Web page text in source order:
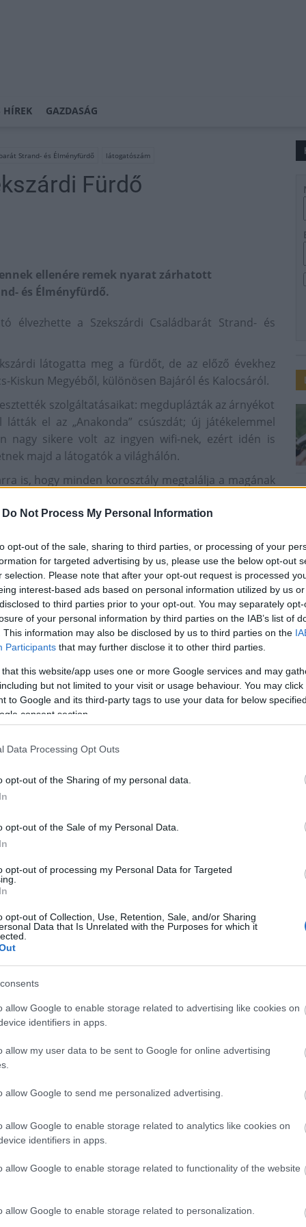
Do Not Process My Personal Information
opt-out of the sale, sharing to third parties, or processing of your
for targeted advertising by us, please use the below opt-out
selection. Please note that after your opt-out request is processed
interest-based ads based on personal information utilized by us
to third parties prior to your opt-out. You may separately
of your personal information by third parties on the IAB’s list of
This information may also be disclosed by us to third parties on the
Participants that may further disclose it to other third parties.
that this website/app uses one or more Google services and may
but not limited to your visit or usage behaviour. You may
to Google and its third-party tags to use your data for below
consent section.
Data Processing Opt Outs
opt-out of the Sharing of my personal data.
opt-out of the Sale of my Personal Data.
opt-out of processing my Personal Data for Targeted
opt-out of Collection, Use, Retention, Sale, and/or Sharing
Data that Is Unrelated with the Purposes for which it
allow Google to enable storage related to advertising like cookies on
identifiers in apps.
allow my user data to be sent to Google for online advertising
allow Google to send me personalized advertising.
allow Google to enable storage related to analytics like cookies on
identifiers in apps.
allow Google to enable storage related to functionality of the website
allow Google to enable storage related to personalization.
HÍREK GAZDASÁG
Strand- és Élményfürdő látogatószám
Fürdő
ellenére remek nyarat zárhatott
és Élményfürdő.
élvezhette a Szekszárdi Családbarát Strand- és
látogatta meg a fürdőt, de az előző évekhez
Kiskun Megyéből, különösen Bajáról és Kalocsáról.
szolgáltatásaikat: megduplázták az árnyékot
el az „Anakonda” csúszdát; új játékelemmel
nagy sikere volt az ingyen wifi-nek, ezért idén is
majd a látogatók a világhálón.
is, hogy minden korosztály megtalálja a magának
a Vizes Világbajnokság minden pillanatát
PontOtt Partit szerveztek, amit ugyan
össze a fiatalok a fürdőben. Az elmaradhatatlan
tűzijátékkal, éjszakai fürdőzéssel, koncertekkel,
kilövéssel várták a fürdőzni és szórakozni
karöltve három alkalommal szerveztek
idén is elindult a Fürdőszövetség és a
amin „Az Év Feltörekvő Fürdője” kategóriában
hiszen szeptember 18-án hétfőn már megnyit az
6-tól délután 17:00-ig, szombaton és vasárnap
előző évhez hasonlóan a szaunát is használhatják
ig, hétvégén pedig 14:00-tól 20:00-ig. Jó hír, hogy a
lesz a vízben való sportolásra.
Családbarát Strand- és Élményfürdő látogatószám
a
segítség a paksi
Paks II.: Mit jelent az 5. blokk új
mérföldköve a felülvizsgálat